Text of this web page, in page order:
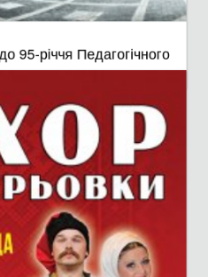
95-річчя Педагогічного